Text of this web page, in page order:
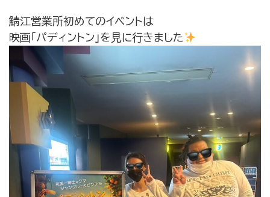
鯖江営業所初めてのイベントは
映画「パディントン」を見に行きました